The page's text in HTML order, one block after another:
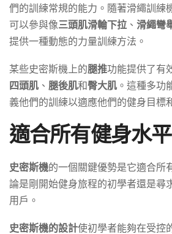
們的訓練常規的能力。隨著滑繩訓練
可以參與像三頭肌滑輪下拉 、 滑繩彎
提供一種動態的力量訓練方法。
某些史密斯機上的腿推功能提供了有
四頭肌 、 腿後肌和臀大肌 。這種多功
義他們的訓練以適應他們的健身目標
適合所有健身水
史密斯機的一個關鍵優勢是它適合所
論是剛開始健身旅程的初學者還是尋
用戶。
史密斯機的設計使初學者能夠在受控